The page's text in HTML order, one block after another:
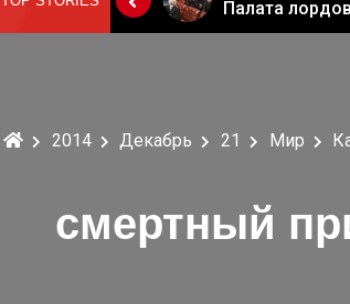
Когда Россия разрешит полеты в Грузию. Позиция Кремля
2014 Декабрь 21 Мир
смертный